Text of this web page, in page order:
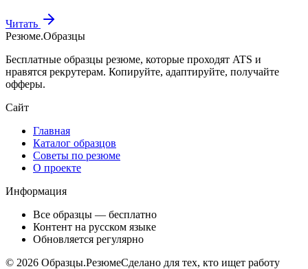
Читать
Резюме.Образцы
Бесплатные образцы резюме, которые проходят ATS и
нравятся рекрутерам. Копируйте, адаптируйте, получайте
офферы.
Сайт
Главная
Каталог образцов
Советы по резюме
О проекте
Информация
Все образцы — бесплатно
Контент на русском языке
Обновляется регулярно
© 2026 Образцы.РезюмеСделано для тех, кто ищет работу